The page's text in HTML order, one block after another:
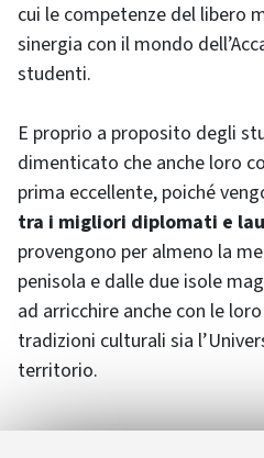
cui le competenze del libero
sinergia con il mondo
studenti.
E proprio a proposito degli
dimenticato che anche loro
prima eccellente, poiché
tra i migliori diplomati e
provengono per almeno la
penisola e dalle due isole
ad arricchire anche con le
tradizioni culturali sia
territorio.